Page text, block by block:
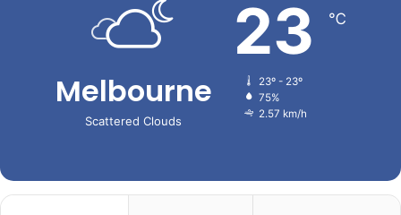
Melbourne
Scattered Clouds
23 ℃
23º - 23º
75%
2.57 km/h